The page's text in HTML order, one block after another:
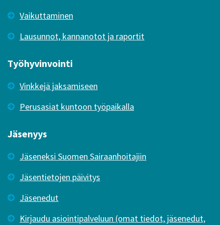
Vaikuttaminen
Lausunnot, kannanotot ja raportit
Työhyvinvointi
Vinkkejä jaksamiseen
Perusasiat kuntoon työpaikalla
Jäsenyys
Jäseneksi Suomen Sairaanhoitajiin
Jäsentietojen päivitys
Jäsenedut
Kirjaudu asiointipalveluun (omat tiedot, jäsenedut,